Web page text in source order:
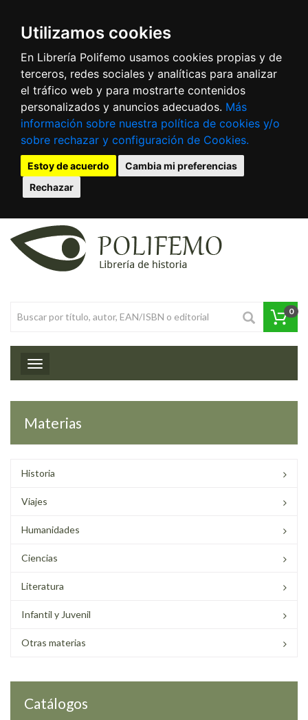
Utilizamos cookies
En Librería Polifemo usamos cookies propias y de
terceros, redes sociales y analíticas para analizar
el tráfico web y para mostrarte contenidos
personalizados y anuncios adecuados. Más
información sobre nuestra política de cookies y/o
sobre rechazar y configuración de Cookies.
Estoy de acuerdo
Cambia mi preferencias
Rechazar
0
Toggle navigation
Materias
Historia
Viajes
Humanidades
Ciencias
Literatura
Infantil y Juvenil
Otras materias
Catálogos